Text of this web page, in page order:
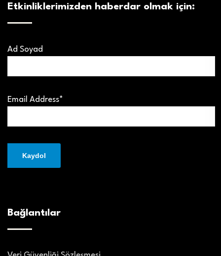
Etkinliklerimizden haberdar olmak için:
Ad Soyad
Email Address*
Bağlantılar